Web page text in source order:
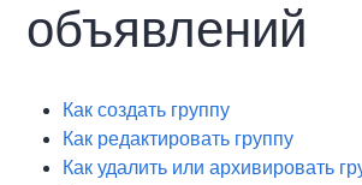
объявлений
Как создать группу
Как редактировать группу
Как удалить или архивировать